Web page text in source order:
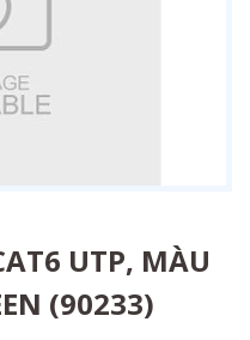
UTP, MÀU
(90233)